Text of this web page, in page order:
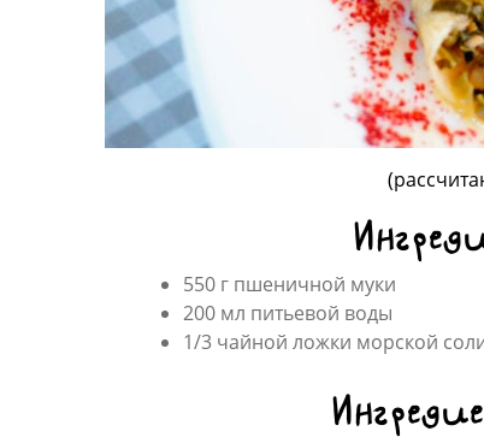
550 г пшеничной муки
200 мл питьевой воды
1/3 чайной ложки морской